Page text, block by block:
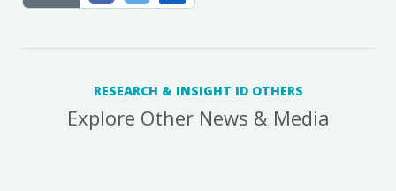
RESEARCH & INSIGHT ID OTHERS
Explore Other News & Media